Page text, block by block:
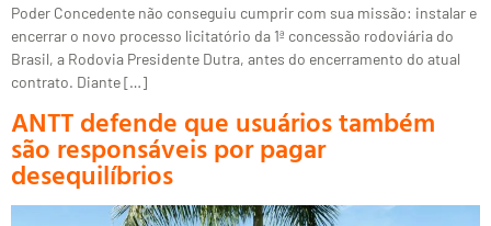
Poder Concedente não conseguiu cumprir com sua missão: instalar e
encerrar o novo processo licitatório da 1ª concessão rodoviária do
Brasil, a Rodovia Presidente Dutra, antes do encerramento do atual
contrato. Diante […]
ANTT defende que usuários também
são responsáveis por pagar
desequilíbrios